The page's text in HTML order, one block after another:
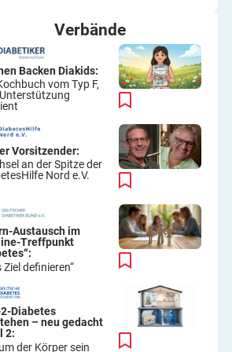
Viel ErfolgVerbände
Backen Diakids:
vom Typ F,
Vorsitzender:
an der Spitze der
Nord e.V.
Austausch im
Treffpunkt
Ziel definieren“
Diabetes
– neu gedacht
2:
der Körper sein